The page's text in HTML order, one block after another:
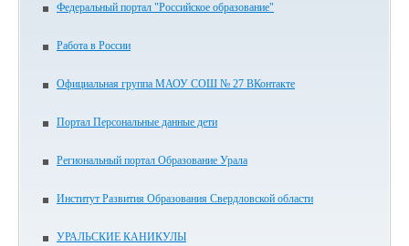
Федеральный портал "Российское образование"
Работа в России
Официальная группа МАОУ СОШ № 27 ВКонтакте
Портал Персональные данные дети
Региональный портал Образование Урала
Институт Развития Образования Свердловской области
УРАЛЬСКИЕ КАНИКУЛЫ